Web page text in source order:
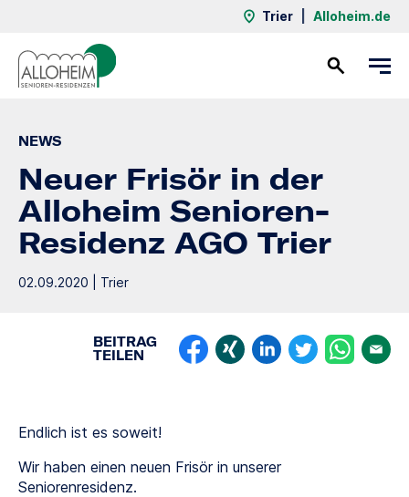
Trier Alloheim.de
NEWS
Neuer Frisör in der
Alloheim Senioren-
Residenz AGO Trier
02.09.2020 | Trier
BEITRAG
TEILEN
Endlich ist es soweit!
Wir haben einen neuen Frisör in unserer
Seniorenresidenz.